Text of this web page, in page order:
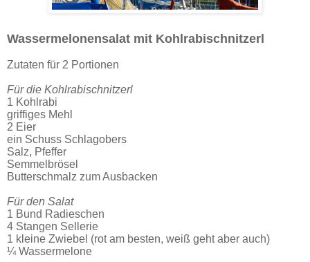
Wassermelonensalat mit Kohlrabischnitzerl
Zutaten für 2 Portionen
Für die Kohlrabischnitzerl
1 Kohlrabi
griffiges Mehl
2 Eier
ein Schuss Schlagobers
Salz, Pfeffer
Semmelbrösel
Butterschmalz zum Ausbacken
Für den Salat
1 Bund Radieschen
4 Stangen Sellerie
1 kleine Zwiebel (rot am besten, weiß geht aber auch)
¼ Wassermelone